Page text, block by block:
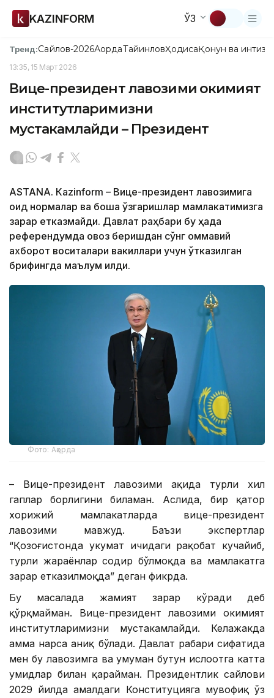
KAZINFORM ЎЗ
Тренд:Сайлов-2026АқордаТайинловҲодисаҚонун ва
13:35, 15 Март 2026
Вице-президент лавозими ҳокимият
институтларимизни
мустаҳкамлайди – Президент
ASTANА. Кazinform – Вице-президент лавозимига
оид нормалар ва бошқа ўзгаришлар мамлакатимизга
зарар етказмайди. Давлат раҳбари бу ҳақда
референдумда овоз беришдан сўнг оммавий
ахборот воситалари вакиллари учун ўтказилган
брифингда маълум қилди.
Фото: Ақорда
– Вице-президент лавозими ҳақида турли хил
гаплар борлигини биламан. Аслида, бир қатор
хорижий мамлакатларда вице-президент
лавозими мавжуд. Баъзи экспертлар
“Қозоғистонда ҳукумат ичидаги рақобат кучайиб,
турли жараёнлар содир бўлмоқда ва мамлакатга
зарар етказилмоқда” деган фикрда.
Бу масалада жамият зарар кўради деб
қўрқмайман. Вице-президент лавозими ҳокимият
институтларимизни мустаҳкамлайди. Келажакда
ҳамма нарса аниқ бўлади. Давлат раҳбари сифатида
мен бу лавозимга ва умуман бутун ислоҳотга катта
умидлар билан қарайман. Президентлик сайлови
2029 йилда амалдаги Конституцияга мувофиқ ўз